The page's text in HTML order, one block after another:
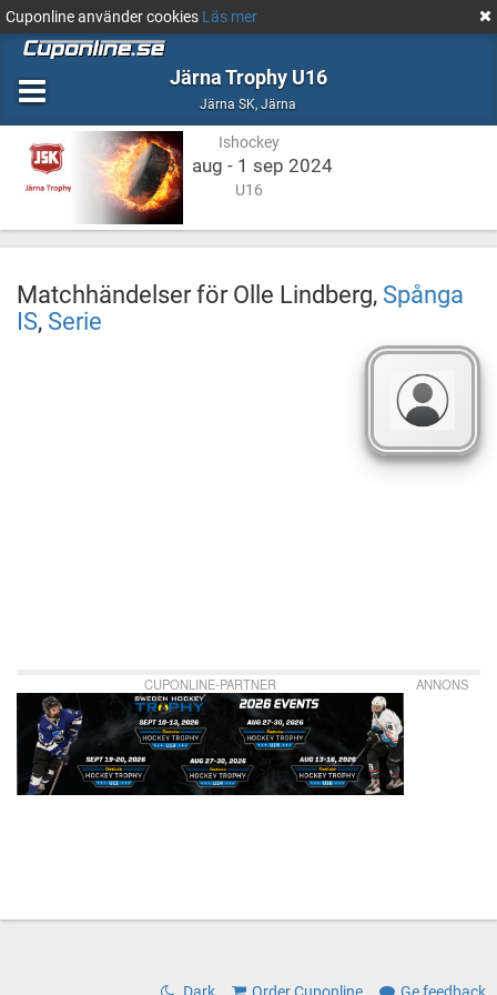
Cuponline använder cookies Läs mer
Järna Trophy U16
Järna SK,Ishockey
Järna
Ishockey
31 aug - 1 sep 2024
U16
Matchhändelser för Olle Lindberg, Spånga
IS, Serie
CUPONLINE-PARTNER ANNONS